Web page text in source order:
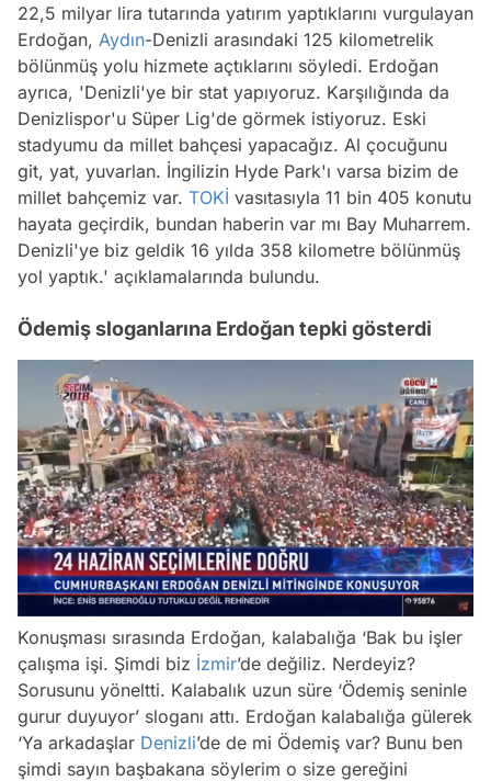
22,5 milyar lira tutarında yatırım yaptıklarını vurgulayan
Erdoğan, Aydın-Denizli arasındaki 125 kilometrelik
bölünmüş yolu hizmete açtıklarını söyledi. Erdoğan
ayrıca, 'Denizli'ye bir stat yapıyoruz. Karşılığında da
Denizlispor'u Süper Lig'de görmek istiyoruz. Eski
stadyumu da millet bahçesi yapacağız. Al çocuğunu
git, yat, yuvarlan. İngilizin Hyde Park'ı varsa bizim de
millet bahçemiz var. TOKİ vasıtasıyla 11 bin 405 konutu
hayata geçirdik, bundan haberin var mı Bay Muharrem.
Denizli'ye biz geldik 16 yılda 358 kilometre bölünmüş
yol yaptık.' açıklamalarında bulundu.
Ödemiş sloganlarına Erdoğan tepki gösterdi
/
Konuşması sırasında Erdoğan, kalabalığa ‘Bak bu işler
çalışma işi. Şimdi biz İzmir’de değiliz. Nerdeyiz?
Sorusunu yöneltti. Kalabalık uzun süre ‘Ödemiş seninle
gurur duyuyor’ sloganı attı. Erdoğan kalabalığa gülerek
‘Ya arkadaşlar Denizli’de de mi Ödemiş var? Bunu ben
şimdi sayın başbakana söylerim o size gereğini